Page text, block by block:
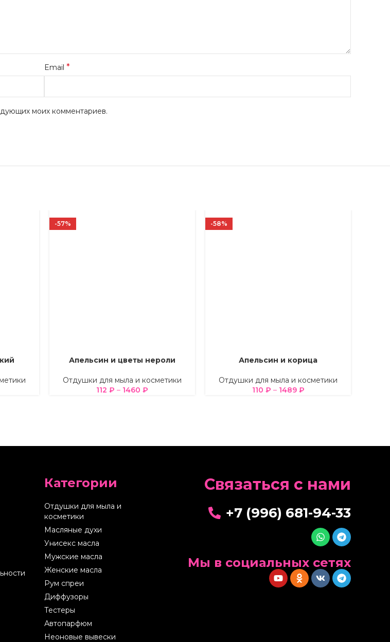
Email *
моих комментариев.
-57%
ВЫБЕРИТЕ ПАРАМЕТРЫ
Апельсин и цветы нероли
Отдушки для мыла и косметики
112 ₽ – 1460 ₽
-58%
ВЫБЕРИТЕ ПАРАМЕТРЫ
Апельсин и корица
Отдушки для мыла и косметики
110 ₽ – 1489 ₽
Категории
Отдушки для мыла и
косметики
Масляные духи
Унисекс масла
Мужские масла
Женские масла
Рум спреи
Диффузоры
Тестеры
Автопарфюм
Неоновые вывески
Cвязаться с нами
+7 (996) 681-94-33
Мы в социальных сетях